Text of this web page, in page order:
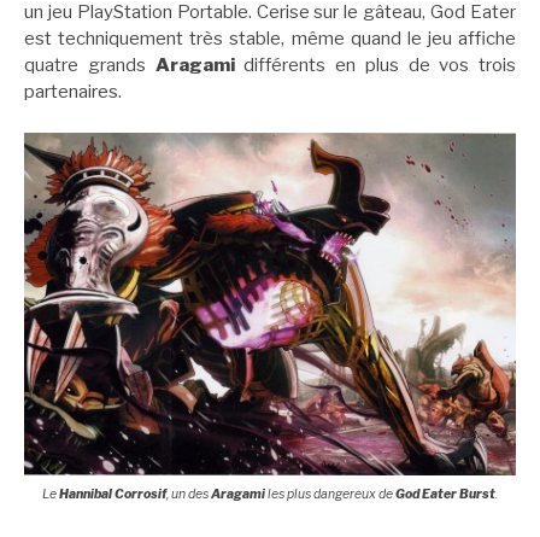
un jeu PlayStation Portable. Cerise sur le gâteau, God Eater
est techniquement très stable, même quand le jeu affiche
quatre grands Aragamidifférents en plus de vos trois
partenaires.
LeHannibal Corrosif, un desAragamiles plus dangereux deGod Eater Burst.